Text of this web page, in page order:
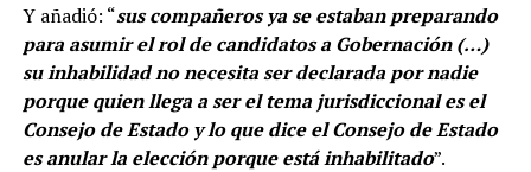
Y añadió: “sus compañeros ya se estaban preparando
para asumir el rol de candidatos a Gobernación (…)
su inhabilidad no necesita ser declarada por nadie
porque quien llega a ser el tema jurisdiccional es el
Consejo de Estado y lo que dice el Consejo de Estado
es anular la elección porque está inhabilitado”.